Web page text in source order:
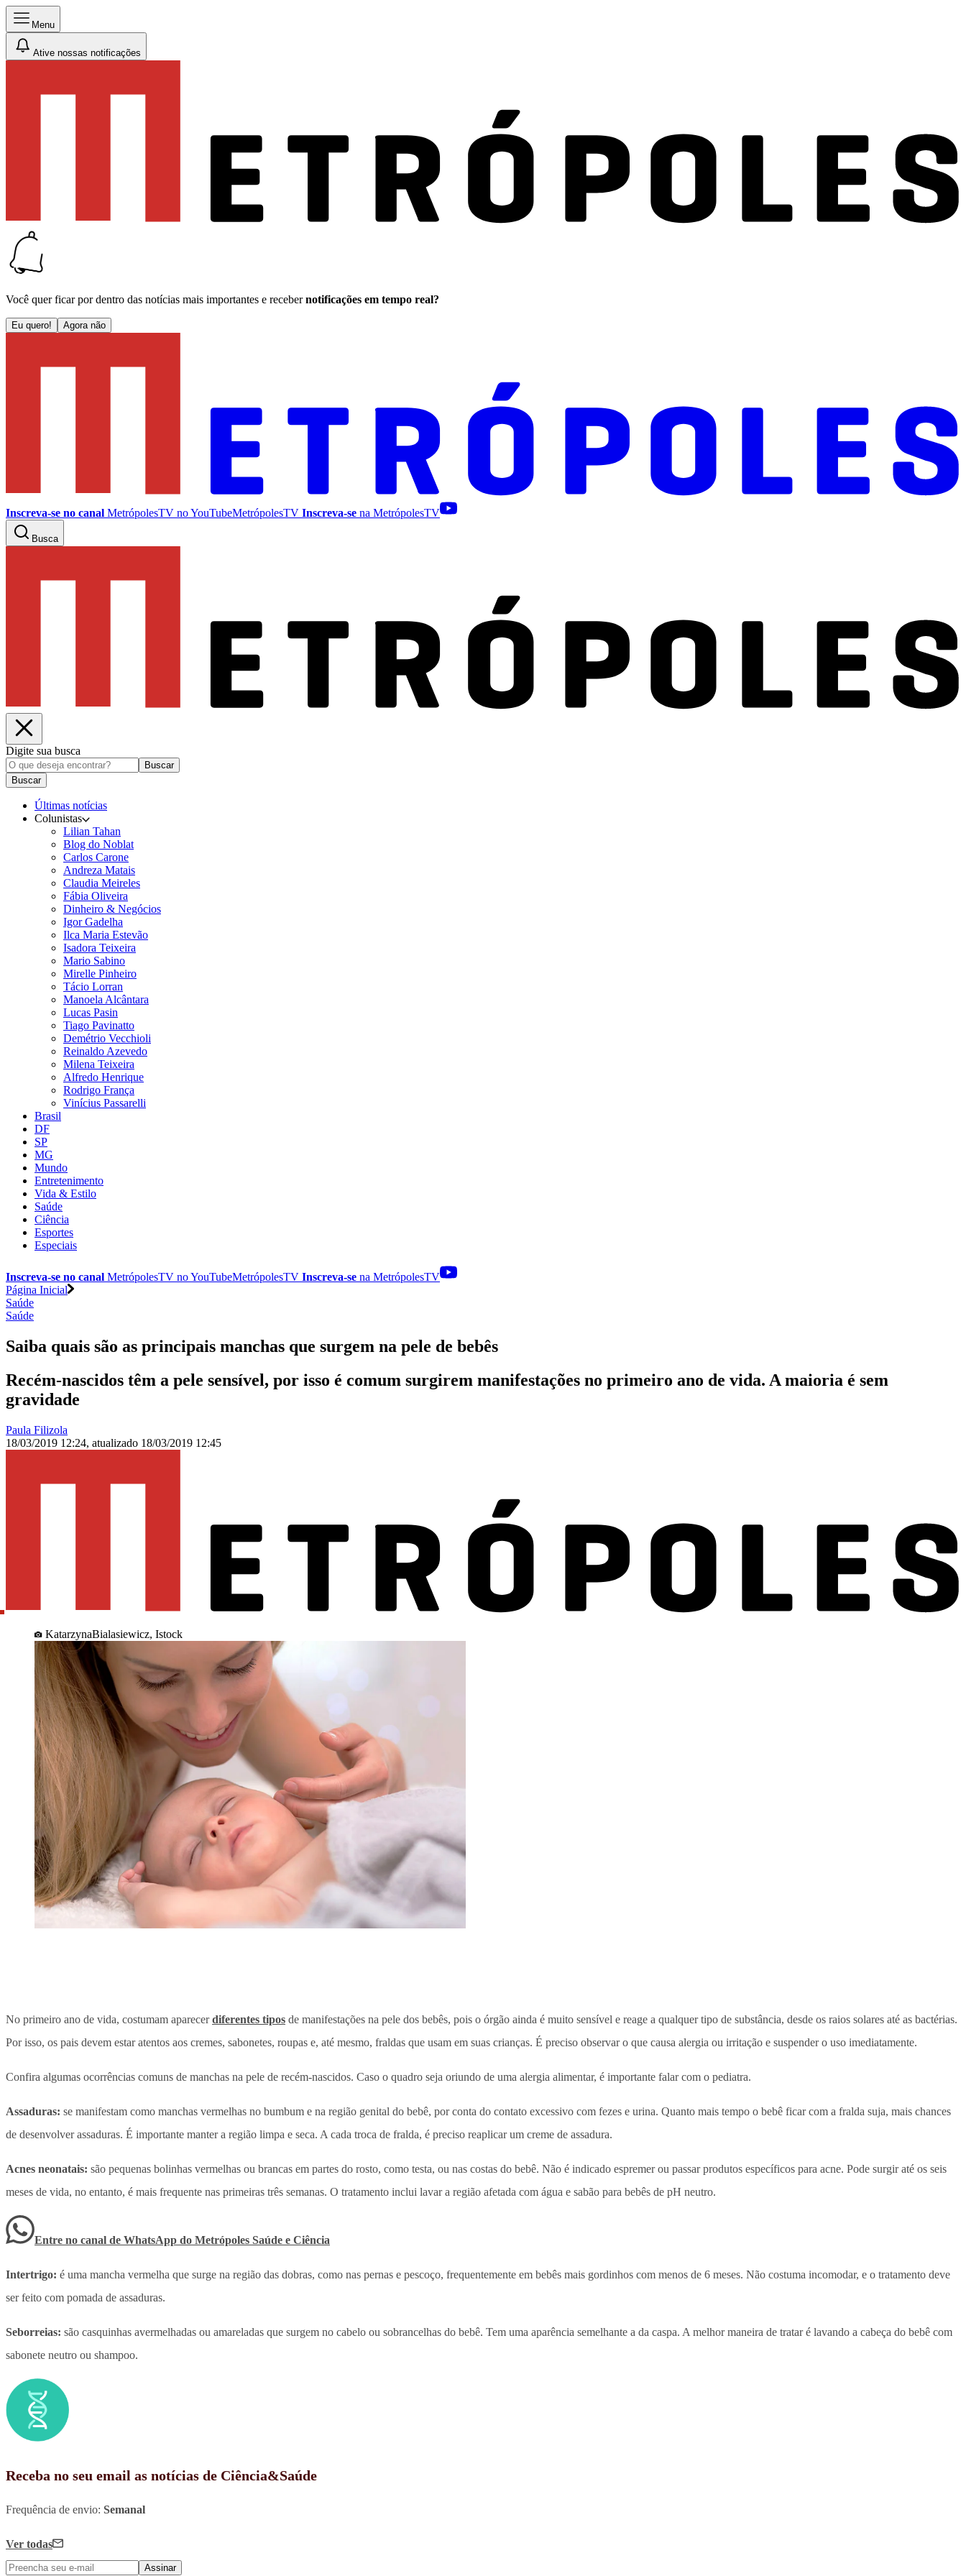
Menu
Ative nossas notificações
Você quer ficar por dentro das notícias mais importantes e receber notificações em tempo real?
Eu quero! Agora não
Inscreva-se no canal MetrópolesTV noYouTubeMetrópolesTV Inscreva-se na MetrópolesTV
Busca
Digite sua busca
Buscar
Buscar
Últimas notícias
Colunistas
Lilian Tahan
Blog do Noblat
Carlos Carone
Andreza Matais
Claudia Meireles
Fábia Oliveira
Dinheiro & Negócios
Igor Gadelha
Ilca Maria Estevão
Isadora Teixeira
Mario Sabino
Mirelle Pinheiro
Tácio Lorran
Manoela Alcântara
Lucas Pasin
Tiago Pavinatto
Demétrio Vecchioli
Reinaldo Azevedo
Milena Teixeira
Alfredo Henrique
Rodrigo França
Vinícius Passarelli
Brasil
DF
SP
MG
Mundo
Entretenimento
Vida & Estilo
Saúde
Ciência
Esportes
Especiais
Inscreva-se no canal MetrópolesTV noYouTubeMetrópolesTV Inscreva-se na MetrópolesTV
Página Inicial
Saúde
Saúde
Saiba quais são as principais manchas que surgem na pele de bebês
Recém-nascidos têm a pele sensível, por isso é comum surgirem manifestações no primeiro ano de vida. A maioria é sem
gravidade
Paula Filizola
18/03/2019 12:24, atualizado 18/03/2019 12:45
KatarzynaBialasiewicz, Istock
No primeiro ano de vida, costumam aparecerdiferentes tipos de manifestações na pele dos bebês, pois o órgão ainda é muito sensível e reage a qualquer tipo de substância, desde os raios solares até as bactérias.
Por isso, os pais devem estar atentos aos cremes, sabonetes, roupas e, até mesmo, fraldas que usam em suas crianças. É preciso observar o que causa alergia ou irritação e suspender o uso imediatamente.
Confira algumas ocorrências comuns de manchas na pele de recém-nascidos. Caso o quadro seja oriundo de uma alergia alimentar, é importante falar com o pediatra.
Assaduras: se manifestam como manchas vermelhas no bumbum e na região genital do bebê, por conta do contato excessivo com fezes e urina. Quanto mais tempo o bebê ficar com a fralda suja, mais chances
de desenvolver assaduras. É importante manter a região limpa e seca. A cada troca de fralda, é preciso reaplicar um creme de assadura.
Acnes neonatais: são pequenas bolinhas vermelhas ou brancas em partes do rosto, como testa, ou nas costas do bebê. Não é indicado espremer ou passar produtos específicos para acne. Pode surgir até os seis
meses de vida, no entanto, é mais frequente nas primeiras três semanas. O tratamento inclui lavar a região afetada com água e sabão para bebês de pH neutro.
Entre no canal de WhatsApp do Metrópoles Saúde e Ciência
Intertrigo: é uma mancha vermelha que surge na região das dobras, como nas pernas e pescoço, frequentemente em bebês mais gordinhos com menos de 6 meses. Não costuma incomodar, e o tratamento deve
ser feito com pomada de assaduras.
Seborreias: são casquinhas avermelhadas ou amareladas que surgem no cabelo ou sobrancelhas do bebê. Tem uma aparência semelhante a da caspa. A melhor maneira de tratar é lavando a cabeça do bebê com
sabonete neutro ou shampoo.
Receba no seu email as notícias de Ciência&Saúde
Frequência de envio: Semanal
Ver todas
Assinar